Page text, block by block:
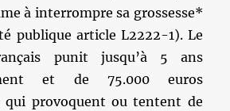
à interrompre sa grossesse*
publique article L2222-1). Le
punit jusqu’à 5 ans
et de 75.000 euros
qui provoquent ou tentent de